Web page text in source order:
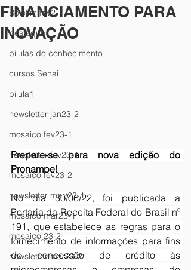
Boletim fev2
destaque
pílulas do conhecimento
cursos Senai
pilula1
newsletter jan23-2
mosaico fev23-1
newsletter fev23-1
mosaico fev23-2
newsletter mar/23-1
mosaico mar23-1
mosaico 23-2
newsletter mar23-2
FINANCIAMENTO PARA
INOVAÇÃO
Prepare-se para nova edição do
Pronampe!
No dia 30/06/22, foi publicada a
Portaria da Receita Federal do Brasil nº
191, que estabelece as regras para o
fornecimento de informações para fins
de concessão de crédito às